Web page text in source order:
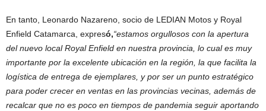
En tanto, Leonardo Nazareno, socio de LEDIAN Motos y Royal
Enfield Catamarca, expresó,“estamos orgullosos con la apertura
del nuevo local Royal Enfield en nuestra provincia, lo cual es muy
importante por la excelente ubicación en la región, la que facilita la
logística de entrega de ejemplares, y por ser un punto estratégico
para poder crecer en ventas en las provincias vecinas, además de
recalcar que no es poco en tiempos de pandemia seguir aportando